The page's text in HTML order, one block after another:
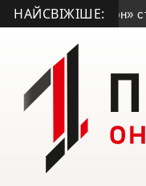
НАЙСВІЖІШЕ:
«Агрон»